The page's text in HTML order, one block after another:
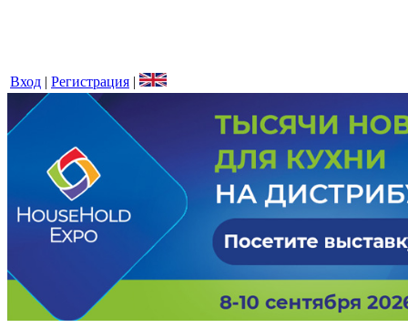
Вход | Регистрация |